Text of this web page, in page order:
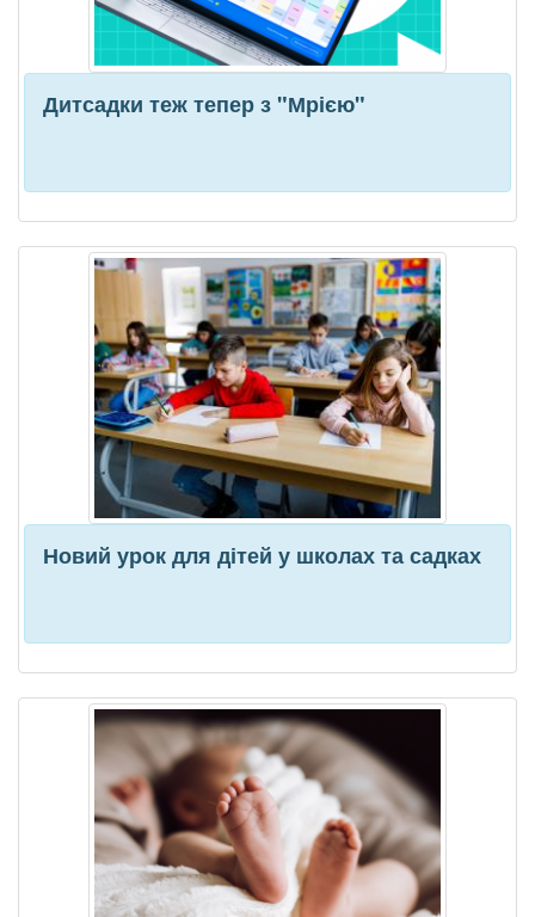
Дитсадки теж тепер з "Мрією"
Новий урок для дітей у школах та садках